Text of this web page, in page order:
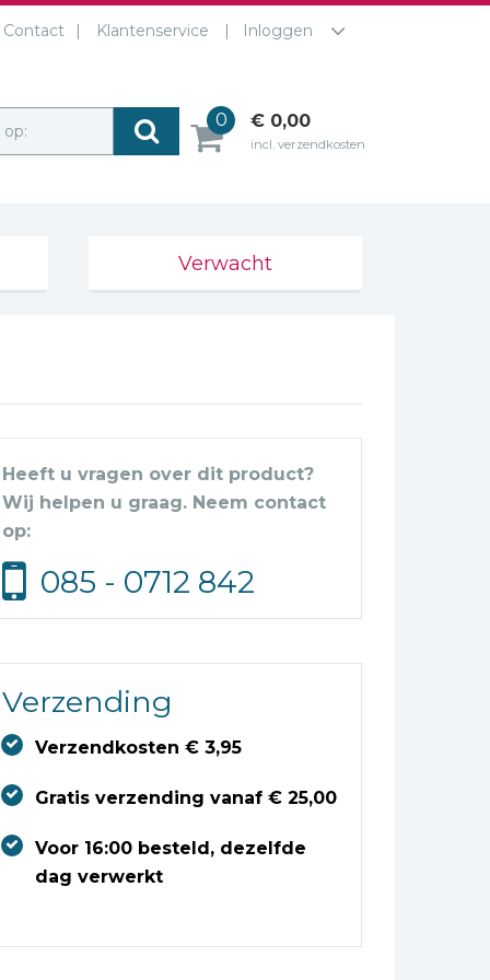
Contact Klantenservice Inloggen
op:
0 € 0,00
incl. verzendkosten
Verwacht
Heeft u vragen over dit product?
Wij helpen u graag. Neem contact
op:
085 - 0712 842
Verzending
Verzendkosten € 3,95
Gratis verzending vanaf € 25,00
Voor 16:00 besteld, dezelfde
dag verwerkt